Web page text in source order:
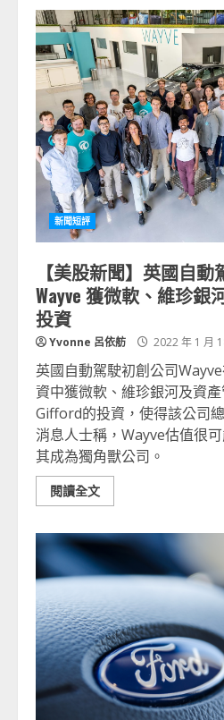
新聞短評
【美股新聞】英國自
Wayve 獲微軟、維珍銀
投資
Yvonne 呂依舫 2022 年 1 月
英國自動駕駛初創公司
資中獲微軟、維珍銀河及資
Gifford的投資，使得該公司
消息人士稱，Wayve估值很
其成為獨角獸公司。
閱讀全文